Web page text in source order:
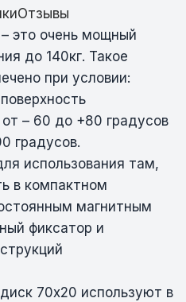
Отзывы
это очень мощный
до 140кг. Такое
при условии:
– 60 до +80 градусов
градусов.
использования там,
в компактном
магнитным
фиксатор и
70х20 используют в